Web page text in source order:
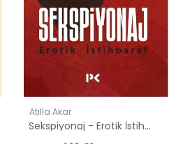
Atilla Akar
Sekspiyonaj - Erotik İstihbarat